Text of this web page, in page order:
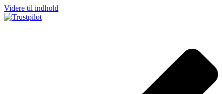
Videre til indhold